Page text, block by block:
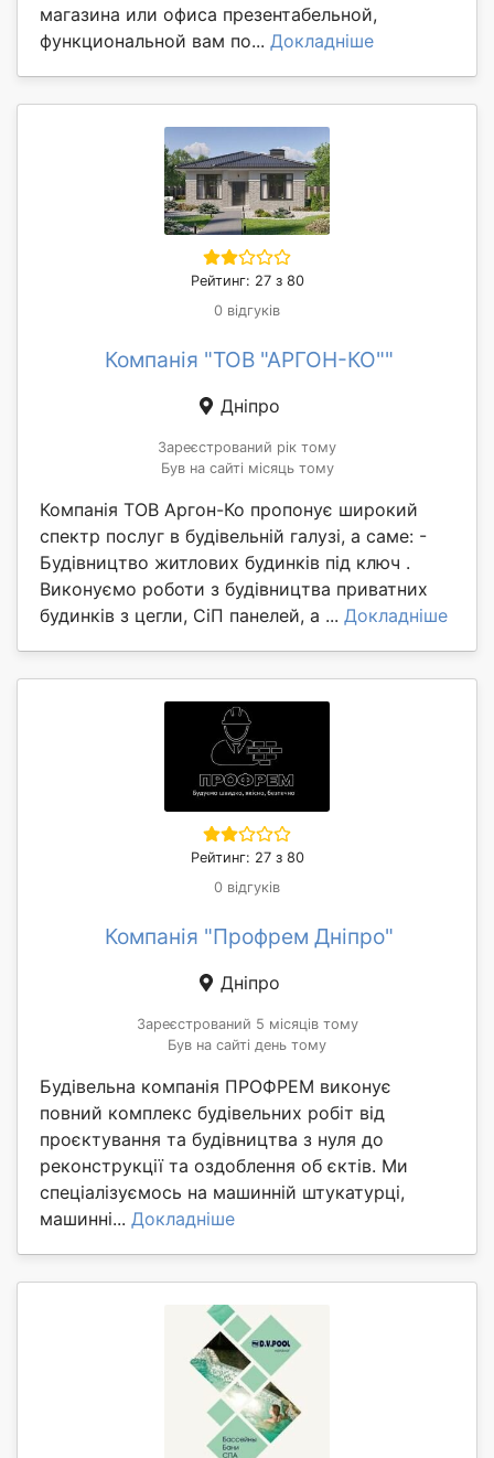
магазина или офиса презентабельной,
функциональной вам по... Докладніше
Рейтинг: 27 з 80
0 відгуків
Компанія "ТОВ "АРГОН-КО""
Дніпро
Зареєстрований рік тому
Був на сайті місяць тому
Компанія ТОВ Аргон-Ко пропонує широкий
спектр послуг в будівельній галузі, а саме: -
Будівництво житлових будинків під ключ .
Виконуємо роботи з будівництва приватних
будинків з цегли, СіП панелей, а ... Докладніше
Рейтинг: 27 з 80
0 відгуків
Компанія "Профрем Дніпро"
Дніпро
Зареєстрований 5 місяців тому
Був на сайті день тому
Будівельна компанія ПРОФРЕМ виконує
повний комплекс будівельних робіт від
проєктування та будівництва з нуля до
реконструкції та оздоблення об єктів. Ми
спеціалізуємось на машинній штукатурці,
машинні... Докладніше